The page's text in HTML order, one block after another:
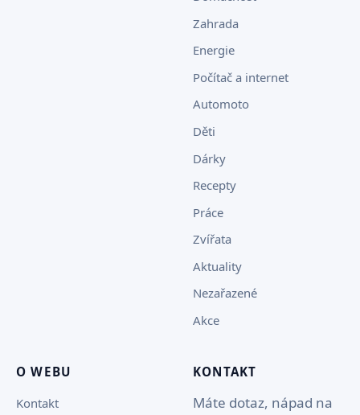
Zahrada
Energie
Počítač a internet
Automoto
Děti
Dárky
Recepty
Práce
Zvířata
Aktuality
Nezařazené
Akce
O WEBU
Kontakt
KONTAKT
Máte dotaz, nápad na